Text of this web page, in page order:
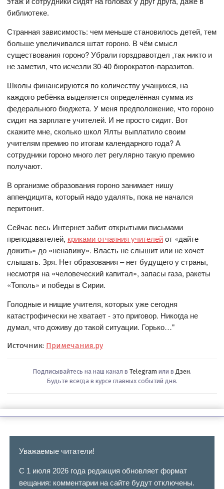
библиотеке.
Странная зависимость: чем меньше становилось детей, тем
больше увеличивался штат гороно. В чём смысл
существования гороно? Убрали горздравотдел ,так никто и
не заметил, что исчезли 30-40 бюрократов-паразитов.
Школы финансируются по количеству учащихся, на
каждого ребёнка выделяется определённая сумма из
федерального бюджета. У меня предположение, что гороно
сидит на зарплате учителей. И не просто сидит. Вот
скажите мне, сколько школ Ялты выплатило своим
учителям премию по итогам календарного года? А
сотрудники гороно много лет регулярно такую премию
получают.
В организме образования гороно занимает нишу
аппендицита, который надо удалять, пока не начался
перитонит.
Сейчас весь Интернет забит открытыми письмами
преподавателей, криками отчаяния учителейот «дайте
дожить» до «ненавижу». Власть не слышит или не хочет
слышать. Зря. Нет образования – нет будущего у страны,
несмотря на «человеческий капитал», запасы газа, ракеты
«Тополь» и победы в Сирии.
Голодные и нищие учителя, которых уже сегодня
катастрофически не хватает - это приговор. Никогда не
думал, что доживу до такой ситуации. Горько…"
Источник: Примечания.ру
Подписывайтесь на наш канал в Telegram или в Дзен.
Будьте всегда в курсе главных событий дня.
Уважаемые читатели!
С 1 июля 2026 года редакция обновляет формат
вещания: комментарии на сайте будут отключены.